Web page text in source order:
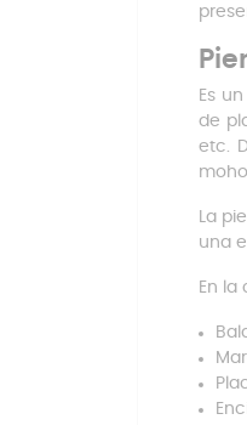
Es
de
etc.
La
una
En la